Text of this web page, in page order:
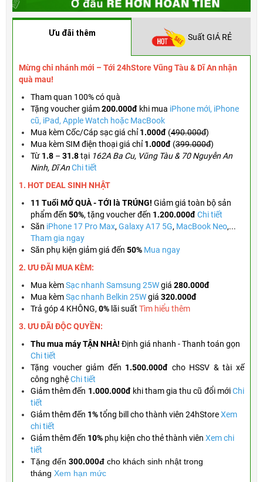
Ưu đãi thêm Suất GIÁ RẺ
Mừng chi nhánh mới – Tới 24hStore Vũng Tàu & Dĩ An nhận
quà mau!
Tham quan 100% có quà
Tặng vouchergiảm200.000đ khi mua iPhone mới, iPhone
cũ, iPad, Apple Watch hoặc MacBook
Mua kèm Cốc/Cáp sạc giá chỉ1.000đ (490.000đ)
Mua kèm SIM điện thoại giá chỉ1.000đ (399.000đ)
Từ 1.8 – 31.8tại 162A Ba Cu, Vũng Tàu & 70 Nguyễn An
Ninh, Dĩ AnChi tiết
1. HOT DEAL SINH NHẬT
11 Tuổi MỞ QUÀ - TỚI là TRÚNG! Giảm giá toàn bộ sản
phẩm đến 50%, tặng voucher đến 1.200.000đChi tiết
Săn iPhone 17 Pro Max, Galaxy A17 5G, MacBook Neo,...
Tham gia ngay
Săn phụ kiện giảm giá đến 50% Mua ngay
2. ƯU ĐÃI MUA KÈM:
Mua kèmSạc nhanh Samsung 25Wgiá 280.000đ
Mua kèmSạc nhanh Belkin 25Wgiá 320.000đ
Trả góp 4 KHÔNG, 0% lãi suất Tìm hiểu thêm
3. ƯU ĐÃI ĐỘC QUYỀN:
Thu mua máy TẬN NHÀ! Định giá nhanh - Thanh toán gọn
Chi tiết
Tặng voucher giảm đến 1.500.000đ cho HSSV & tài xế
công nghệChi tiết
Giảm thêm đến 1.000.000đkhi tham gia thu cũ đổi mớiChi
tiết
Giảm thêm đến 1%tổng bill cho thành viên 24hStoreXem
chi tiết
Giảm thêm đến 10% phụ kiện cho thẻ thành viên Xem chi
tiết
Tặng đến 300.000đ cho khách sinh nhật trong
tháng Xem hạn mức